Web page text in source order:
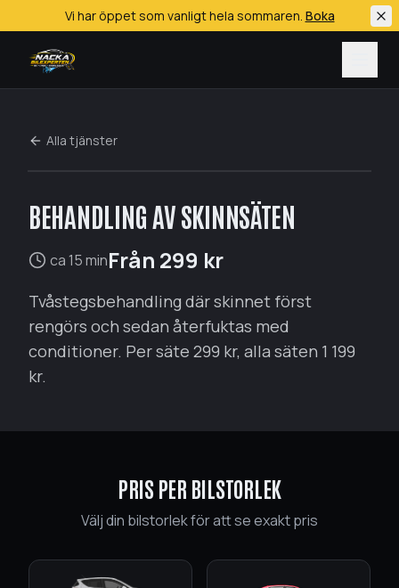
Biltvätt (handtvätt)
Keramisk coating
Däckservice
All bilservice
Öppnar Mån kl. 08:00
Alla tjänster
BEHANDLING AV SKINNSÄTEN
ca 15 minFrån 299 kr
Tvåstegsbehandling där skinnet först
rengörs och sedan återfuktas med
conditioner. Per säte 299 kr, alla säten 1 199
kr.
PRIS PER BILSTORLEK
Välj din bilstorlek för att se exakt pris
Vi har öppet som vanligt hela sommaren. Boka